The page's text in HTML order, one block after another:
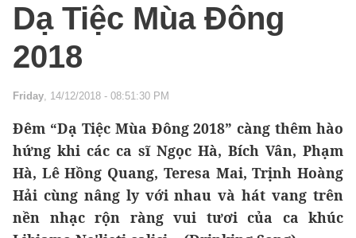
Dạ Tiệc Mùa Đông
2018
Friday, 14/12/2018 - 08:51:30 PM
Đêm “Dạ Tiệc Mùa Đông 2018” càng thêm hào
hứng khi các ca sĩ Ngọc Hà, Bích Vân, Phạm
Hà, Lê Hồng Quang, Teresa Mai, Trịnh Hoàng
Hải cùng nâng ly với nhau và hát vang trên
nền nhạc rộn ràng vui tươi của ca khúc